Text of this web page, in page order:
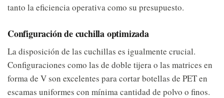
tanto la eficiencia operativa como su presupuesto.
Configuración de cuchilla optimizada
La disposición de las cuchillas es igualmente crucial.
Configuraciones como las de doble tijera o las matrices en
forma de V son excelentes para cortar botellas de PET en
escamas uniformes con mínima cantidad de polvo o finos.